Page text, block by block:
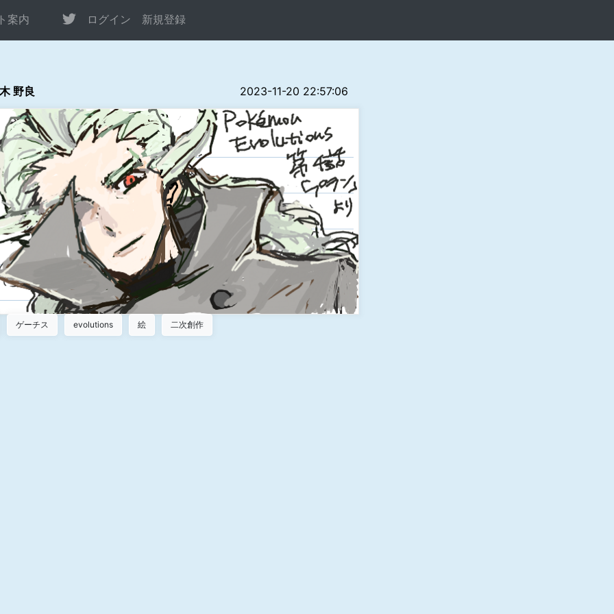
案内 ログイン 新規登録
野良 2023-11-20 22:57:06
ゲーチス evolutions 絵 二次創作